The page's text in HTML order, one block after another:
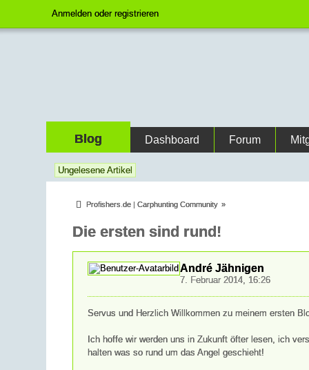
Anmelden oder registrieren
Blog Dashboard Forum
Ungelesene Artikel
Profishers.de | Carphunting Community »
Die ersten sind rund!
André Jähnigen
7. Februar 2014, 16:26
Servus und Herzlich Willkommen zu meinem ersten
Ich hoffe wir werden uns in Zukunft öfter lesen, ich
halten was so rund um das Angel geschieht!